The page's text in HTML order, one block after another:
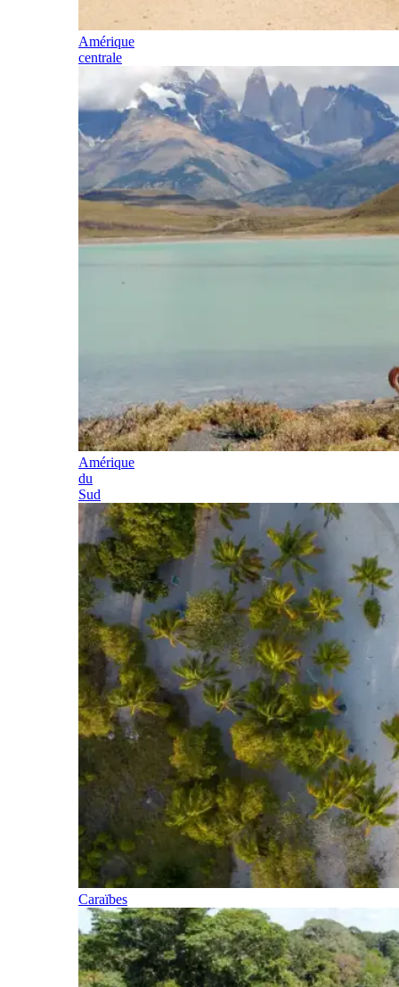
Amérique
centrale
Amérique
du
Sud
Caraïbes